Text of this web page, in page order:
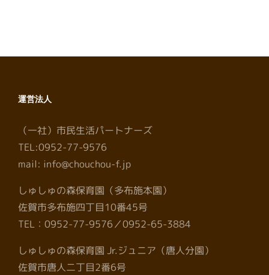
運営法人
（一社）市民生活パートナーズ
TEL:0952-77-9576
mail: info@chouchou-f.jp
しゅしゅの森保育園（多布施本園）
佐賀市多布施四丁目10番45号
TEL：0952-77-9576／0952-65-3884
しゅしゅの森保育園 Jr.ジュニア（唐人分園）
佐賀市唐人二丁目2番6号